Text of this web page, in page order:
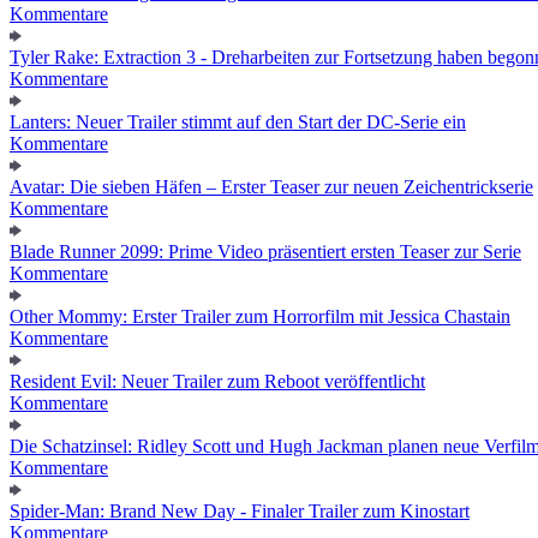
Kommentare
Tyler Rake: Extraction 3 - Dreharbeiten zur Fortsetzung haben
Kommentare
Lanters: Neuer Trailer stimmt auf den Start der DC-Serie ein
Kommentare
Avatar: Die sieben Häfen – Erster Teaser zur neuen Zeichentrickserie
Kommentare
Blade Runner 2099: Prime Video präsentiert ersten Teaser zur Serie
Kommentare
Other Mommy: Erster Trailer zum Horrorfilm mit Jessica Chastain
Kommentare
Resident Evil: Neuer Trailer zum Reboot veröffentlicht
Kommentare
Die Schatzinsel: Ridley Scott und Hugh Jackman planen neue
Kommentare
Spider-Man: Brand New Day - Finaler Trailer zum Kinostart
Kommentare